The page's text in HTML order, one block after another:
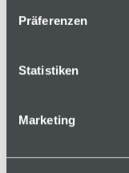
Präferenzen
Statistiken
Marketing